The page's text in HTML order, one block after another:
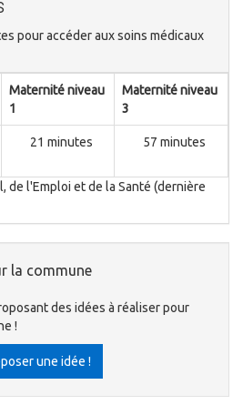
pour accéder aux soins médicaux
Maternité niveau
1
Maternité niveau
3
21 minutes 57 minutes
de l'Emploi et de la Santé (dernière
la commune
des idées à réaliser pour
!
une idée !